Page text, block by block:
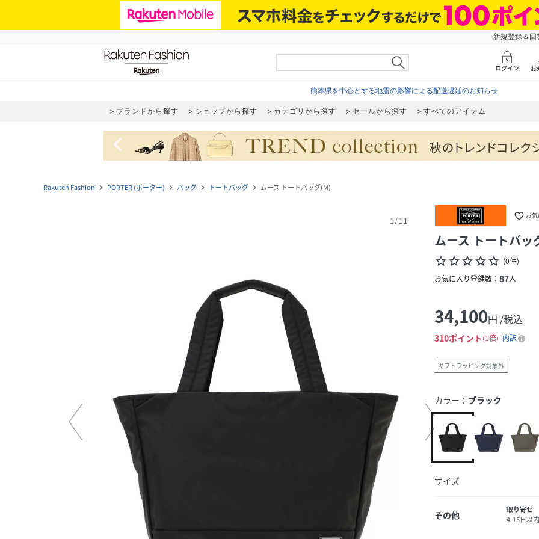
新規登録＆
熊本県を中心とする地震の影響による配送遅延のお知らせ
ブランドから探す ショップから探す カテゴリから探す セールから探す すべてのアイテム
navigate_before
Rakuten Fashion navigate_next PORTER (ポーター) navigate_next バッグ navigate_next トートバッグ navigate_next ムース トートバッグ(M)
1/11 favorite_border お
ムース トートバッ
star_borderstar_borderstar_borderstar_borderstar_border (0件)
お気に入り登録数： 87人
34,100円 /税込
310ポイント 1倍 内訳
ギフトラッピング対象外
カラー： ブラック
サイズ
その他
取り寄せ
4-15日以